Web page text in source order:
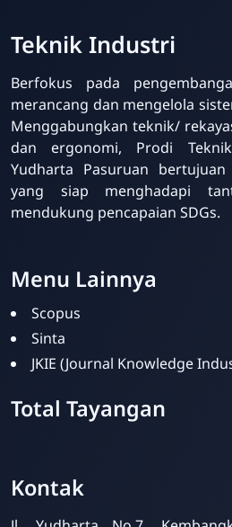
Teknik Industri
Berfokus pada
merancang dan mengelola
Menggabungkan teknik/
dan ergonomi, Prodi
Yudharta Pasuruan
yang siap menghadapi
mendukung pencapaian SDGs.
Menu Lainnya
Scopus
Sinta
JKIE (Journal Knowledge
Total Tayangan
Kontak